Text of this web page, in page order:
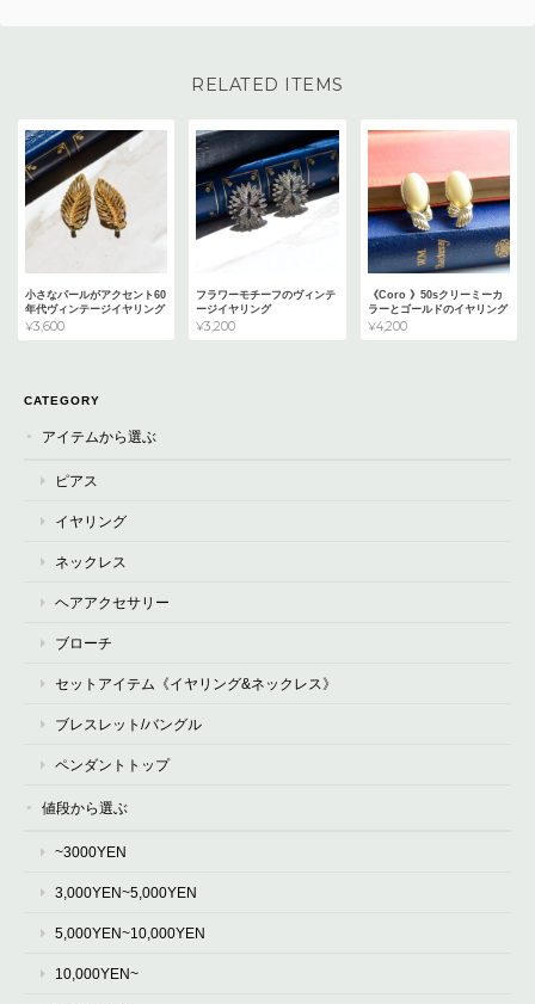
RELATED ITEMS
小さなパールがアクセント60
年代ヴィンテージイヤリング
¥3,600
フラワーモチーフのヴィンテ
ージイヤリング
¥3,200
《Coro 》50sクリーミーカ
ラーとゴールドのイヤリング
¥4,200
CATEGORY
アイテムから選ぶ
ピアス
イヤリング
ネックレス
ヘアアクセサリー
ブローチ
セットアイテム《イヤリング&ネックレス》
ブレスレット/バングル
ペンダントトップ
値段から選ぶ
~3000YEN
3,000YEN~5,000YEN
5,000YEN~10,000YEN
10,000YEN~